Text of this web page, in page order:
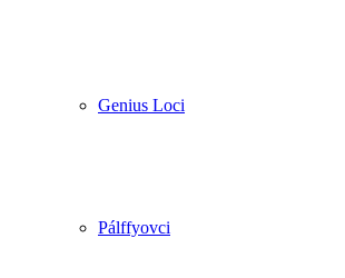
Genius Loci
Pálffyovci